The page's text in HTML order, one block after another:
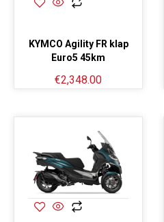
KYMCO Agility FR klap
Euro5 45km
€2,348.00